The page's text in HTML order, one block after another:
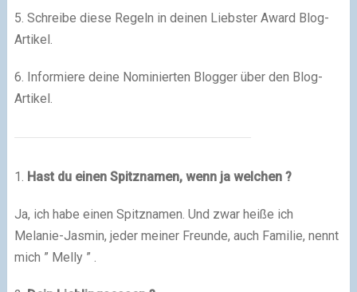
5. Schreibe diese Regeln in deinen Liebster Award Blog-
Artikel.
6. Informiere deine Nominierten Blogger über den Blog-
Artikel.
1. Hast du einen Spitznamen, wenn ja welchen ?
Ja, ich habe einen Spitznamen. Und zwar heiße ich
Melanie-Jasmin, jeder meiner Freunde, auch Familie, nennt
mich ” Melly” .